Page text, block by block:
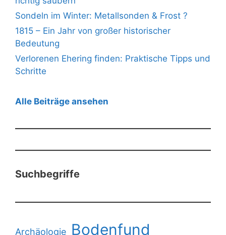
Sondeln im Winter: Metallsonden & Frost ?
1815 – Ein Jahr von großer historischer
Bedeutung
Verlorenen Ehering finden: Praktische Tipps und
Schritte
Alle Beiträge ansehen
Suchbegriffe
Archäologie Bodenfund